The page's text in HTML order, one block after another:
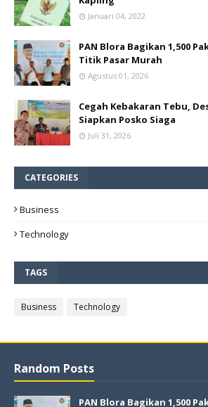
Januari 04, 2022
PAN Blora Bagikan 1,500
Titik Pasar Murah
Agustus 01, 2026
Cegah Kebakaran Tebu,
Siapkan Posko Siaga
Juli 31, 2026
CATEGORIES
Business
Technology
TAGS
Business Technology
Random Posts
PAN Blora Bagikan 1,500